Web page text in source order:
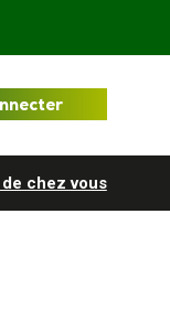
chez vous